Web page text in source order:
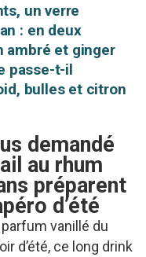
un verre
: en deux
ambré et ginger
passe-t-il
bulles et citron
demandé
au rhum
préparent
d’été
vanillé du
d’été, ce long drink